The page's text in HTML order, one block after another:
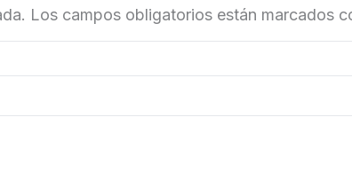
Los campos obligatorios están marcados